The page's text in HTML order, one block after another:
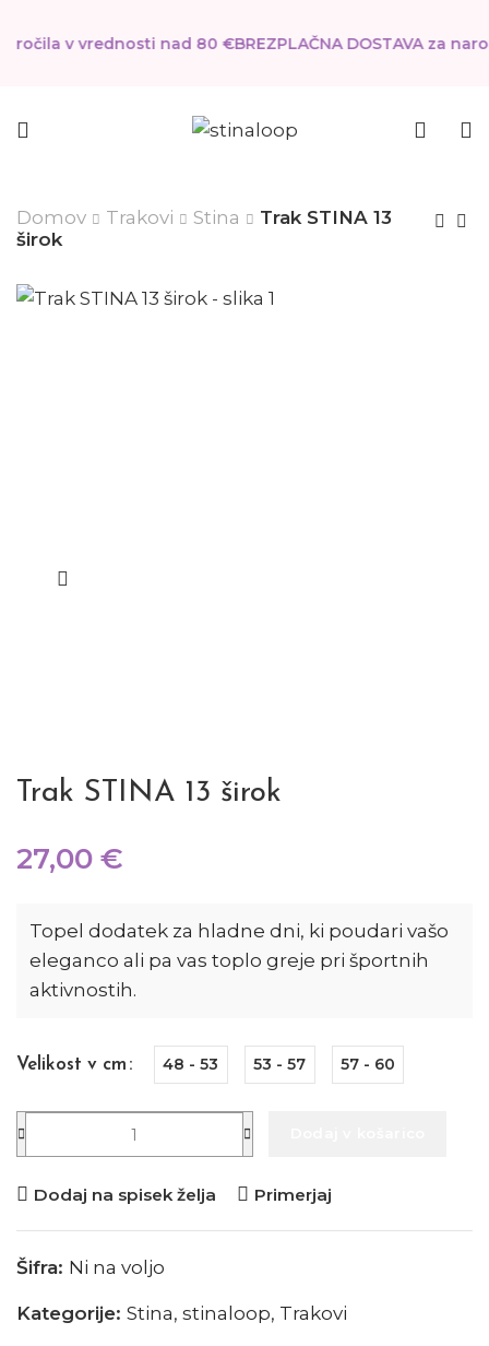
v vrednosti nad 80 €BREZPLAČNA DOSTAVA za
Domov Trakovi Stina
Trak STINA 13
širok
Trak STINA 13 širok
27,00 €
Topel dodatek za hladne dni, ki poudari vašo
eleganco ali pa vas toplo greje pri športnih
aktivnostih.
Velikost v cm 48 - 53 53 - 57 57 - 60
Dodaj na spisek želja Primerjaj
Šifra: Ni na voljo
Kategorije: Stina, stinaloop, Trakovi